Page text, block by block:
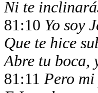
Ni te
81:10 Yo soy
Que te hice
Abre tu boca,
81:11 Pero mi